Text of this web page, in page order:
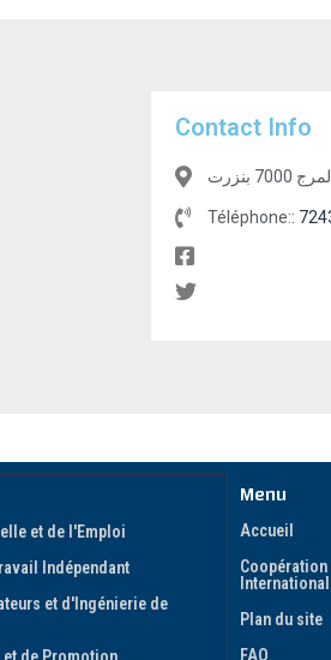
Contact Info
Téléphone::
et de l'Emploi
Indépendant
et d'Ingénierie de
Menu
Accueil
Coopération
Plan du site
FAQ